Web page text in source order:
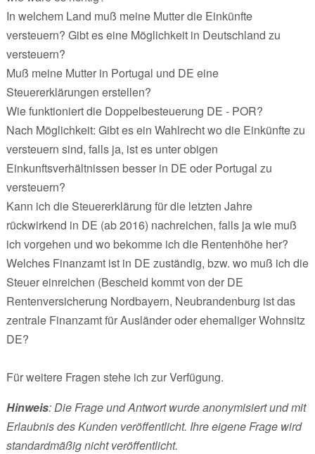
In welchem Land muß meine Mutter die Einkünfte
versteuern? Gibt es eine Möglichkeit in Deutschland zu
versteuern?
Muß meine Mutter in Portugal und DE eine
Steuererklärungen erstellen?
Wie funktioniert die Doppelbesteuerung DE - POR?
Nach Möglichkeit: Gibt es ein Wahlrecht wo die Einkünfte zu
versteuern sind, falls ja, ist es unter obigen
Einkunftsverhältnissen besser in DE oder Portugal zu
versteuern?
Kann ich die Steuererklärung für die letzten Jahre
rückwirkend in DE (ab 2016) nachreichen, falls ja wie muß
ich vorgehen und wo bekomme ich die Rentenhöhe her?
Welches Finanzamt ist in DE zuständig, bzw. wo muß ich die
Steuer einreichen (Bescheid kommt von der DE
Rentenversicherung Nordbayern, Neubrandenburg ist das
zentrale Finanzamt für Ausländer oder ehemaliger Wohnsitz
DE?
Für weitere Fragen stehe ich zur Verfügung.
Hinweis: Die Frage und Antwort wurde anonymisiert und mit
Erlaubnis des Kunden veröffentlicht. Ihre eigene Frage wird
standardmäßig nicht veröffentlicht.